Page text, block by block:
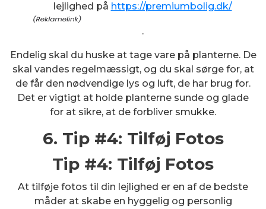
lejlighed på https://premiumbolig.dk/
.
Endelig skal du huske at tage vare på planterne. De
skal vandes regelmæssigt, og du skal sørge for, at
de får den nødvendige lys og luft, de har brug for.
Det er vigtigt at holde planterne sunde og glade
for at sikre, at de forbliver smukke.
6. Tip #4: Tilføj Fotos
Tip #4: Tilføj Fotos
At tilføje fotos til din lejlighed er en af de bedste
måder at skabe en hyggelig og personlig